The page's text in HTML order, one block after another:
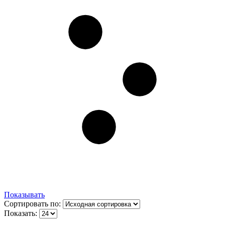
Показывать
Сортировать по:
Показать: